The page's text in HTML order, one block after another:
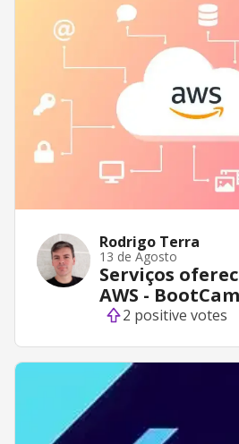
Rodrigo Terra
13 de Agosto
Serviços
AWS -
2 positive votes